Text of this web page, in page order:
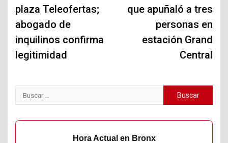
plaza Teleofertas;
abogado de
inquilinos confirma
legitimidad
que apuñaló a tres
personas en
estación Grand
Central
Buscar:
Hora Actual en Bronx